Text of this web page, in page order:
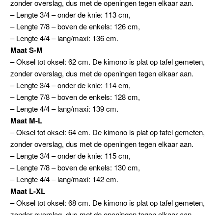
zonder overslag, dus met de openingen tegen elkaar aan.
– Lengte 3/4 – onder de knie: 113 cm,
– Lengte 7/8 – boven de enkels: 126 cm,
– Lengte 4/4 – lang/maxi: 136 cm.
Maat S-M
– Oksel tot oksel: 62 cm. De kimono is plat op tafel gemeten,
zonder overslag, dus met de openingen tegen elkaar aan.
– Lengte 3/4 – onder de knie: 114 cm,
– Lengte 7/8 – boven de enkels: 128 cm,
– Lengte 4/4 – lang/maxi: 139 cm.
Maat M-L
– Oksel tot oksel: 64 cm. De kimono is plat op tafel gemeten,
zonder overslag, dus met de openingen tegen elkaar aan.
– Lengte 3/4 – onder de knie: 115 cm,
– Lengte 7/8 – boven de enkels: 130 cm,
– Lengte 4/4 – lang/maxi: 142 cm.
Maat L-XL
– Oksel tot oksel: 68 cm. De kimono is plat op tafel gemeten,